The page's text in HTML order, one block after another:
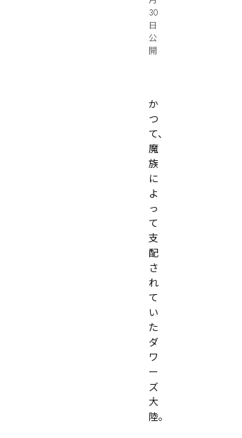
30
日
公
開
か
つ
て、
魔
族
に
よ
っ
て
支
配
さ
れ
て
い
た
ダ
ワ
ー
ズ
大
陸。